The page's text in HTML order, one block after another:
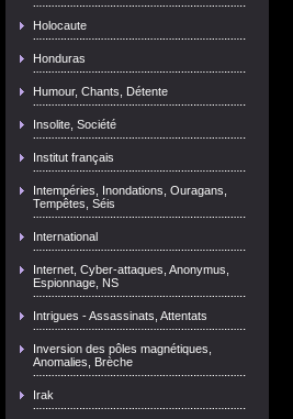
Holocaute
Honduras
Humour, Chants, Détente
Insolite, Société
Institut français
Intempéries, Inondations, Ouragans,
Tempêtes, Séis
International
Internet, Cyber-attaques, Anonymus,
Espionnage, NS
Intrigues - Assassinats, Attentats
Inversion des pôles magnétiques,
Anomalies, Brèche
Irak